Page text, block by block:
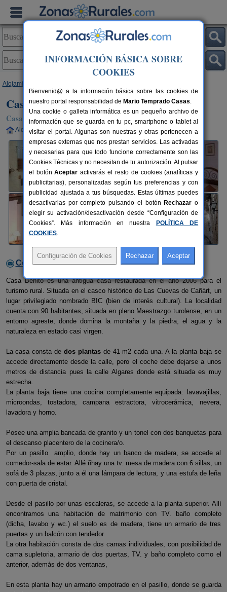
Alojamientos
Casa Benito
Casa Rural en Las Cuevas de Cañart (Teruel)
Alquiler completo 2-5 plazas 175 km de Teruel
Contactar con el alojamiento
Casa Benito es una antigüa casa restaurada en el año 2006 para el
turismo rural. Situada en el casco histórico de Las Cuevas de Cañárt, un
lugar privilegiado nombrado BIC (bien de interés cultural). La localidad
cuenta con 90 habitantes, situada en pleno Maestrazgo turolense, en un
entorno agreste, donde domina la montaña y la piedra, el agua y la
naturaleza en estado casi virgen.
La casa consta de dos plantasde 41 m2 cada una. A la planta baja se
accede directamente desde la calle, pero el coche debe dejarse a unos
metros de distancia pues la calle Algares donde está situada es muy
estrecha.
La planta baja tiene una cocina completamente equipada: lavavajillas,
microondas, tostadora, campana estractora, vitrocerámica, nevera,
lavadora y horno.
Posee una amplia bancada de granito y un tonel con dos banquetas para
el descanso placentero de la cocinera/o.
Por un pasillo amplio, donde hay un banco de madera, se accede al
comedor-sala de estar. Allé ñhay una tv. mesa de madera con 6 sillas, un
sofá de 3 plazas, junto a él una lámpara de lectura, y una estufa de leña
con puerta de cristal.
Desde el pasillo por unas escaleras, se accede a la planta superior. Allí
encontramos una habitación de matrimonio con TV. baño completo
(dicha, lavabo y wc.) el suelo es de madera, tiene un armario de tres
puertas y un balcón con tendedor.
La otra habitación consta de dos camas individuales, con posibilidad de
cama supletoria, armario de dos puertas, TV. y baño completo como el
anterior, además de dos ventanas,
En esta planta hay un armario empotrado en el pasillo, donde se guarda
INFORMACIÓN BÁSICA SOBRE
COOKIES
Bienvenid@ a la información básica sobre las cookies de
nuestro portal responsabilidad de Mario Temprado Casas.
Una cookie o galleta informática es un pequeño archivo de
información que se guarda en tu pc, smartphone o tablet al
visitar el portal. Algunas son nuestras y otras pertenecen a
empresas externas que nos prestan servicios. Las activadas
y necesarias para que todo funcione correctamente son las
Cookies Técnicas y no necesitan de tu autorización. Al pulsar
el botónAceptar activarás el resto de cookies (analíticas y
publicitarias), personalizadas según tus preferencias y con
publicidad ajustada a tus búsquedas. Estas últimas puedes
desactivarlas por completo pulsando el botón Rechazar o
elegir su activación/desactivación desde “Configuración de
Cookies”. Más información en nuestra
POLÍTICA DE
COOKIES.